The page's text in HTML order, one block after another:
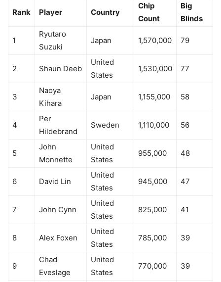
Rank Player Country
Chip
Count
Big
Blinds
1
Ryutaro
Suzuki
Japan 1,570,000 79
2 Shaun Deeb
United
States
1,530,000 77
3
Naoya
Kihara
Japan 1,155,000 58
4
Per
Hildebrand
Sweden 1,110,000 56
5
John
Monnette
United
States
955,000 48
6 David Lin
United
States
945,000 47
7 John Cynn
United
States
825,000 41
8 Alex Foxen
United
States
785,000 39
9
Chad
Eveslage
United
States
770,000 39